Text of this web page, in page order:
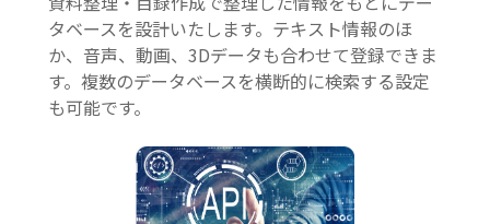
タベースを設計いたします。テキスト情報のほ
か、音声、動画、3Dデータも合わせて登録できま
す。複数のデータベースを横断的に検索する設定
も可能です。